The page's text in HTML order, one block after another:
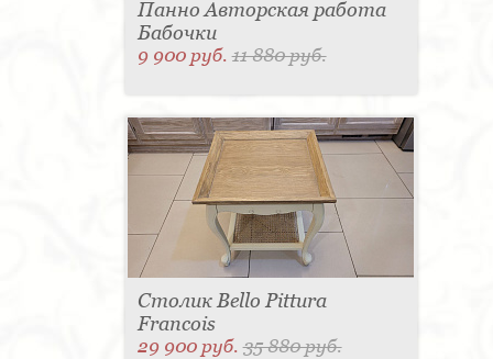
Панно Авторская работа
Бабочки
9 900 руб.11 880 руб.
Столик Bello Pittura
Francois
29 900 руб.35 880 руб.